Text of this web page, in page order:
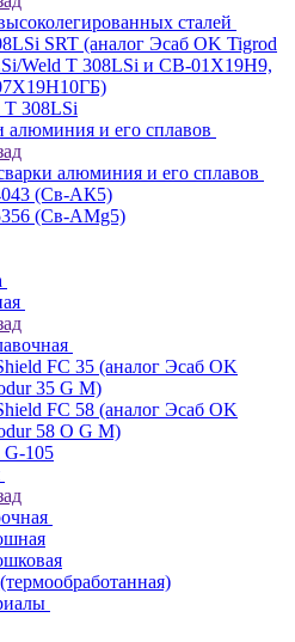
сталей
SRT (аналог Эсаб OK Tigrod
Weld T 308LSi и СВ-01Х19Н9,
T 308LSi
алюминия и его сплавов
алюминия и его сплавов
(Св-АК5)
(Св-АМg5)
FC 35 (аналог Эсаб OK
35 G M)
FC 58 (аналог Эсаб OK
58 O G M)
G-105